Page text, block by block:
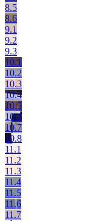
8.5
8.6
9.1
9.2
9.3
10.1
10.2
10.3
10.4
10.5
10.6
10.7
10.8
11.1
11.2
11.3
11.4
11.5
11.6
11.7